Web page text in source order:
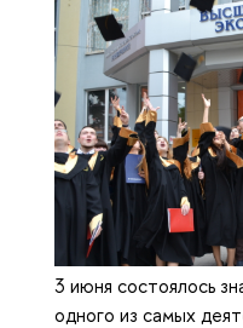
3 июня состоялось
одного из самых